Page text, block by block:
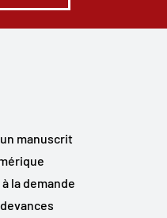
manuscrit
la demande